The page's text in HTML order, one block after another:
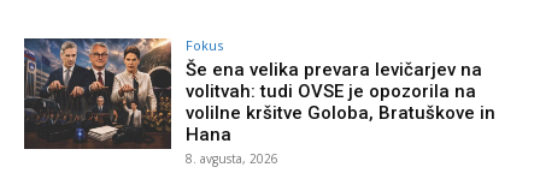
Fokus
Še ena velika prevara levičarjev na
volitvah: tudi OVSE je opozorila na
volilne kršitve Goloba, Bratuškove in
Hana
8. avgusta, 2026